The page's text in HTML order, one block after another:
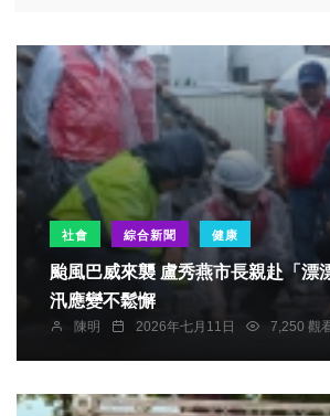
社會 綜合新聞 健康
颱風巴威來襲 盧秀燕市長親赴「漂
汛應變不鬆懈
陳明 2026年七月11日 7,250 觀